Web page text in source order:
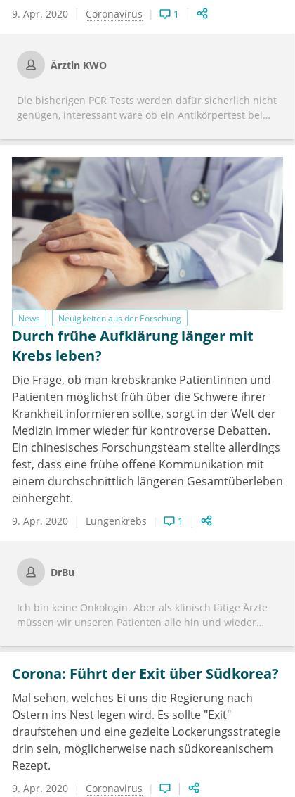
9. Apr. 2020 Coronavirus 1
Ärztin KWO
Die bisherigen PCR Tests werden dafür sicherlich nicht
genügen, interessant wäre ob ein Antikörpertest bei
wohl nicht standardmäßig bei Verdachtsfällen
entnehmen können.
News Neuigkeiten aus der Forschung
Durch frühe Aufklärung länger mit
Krebs leben?
Die Frage, ob man krebskranke Patientinnen und
Patienten möglichst früh über die Schwere ihrer
Krankheit informieren sollte, sorgt in der Welt der
Medizin immer wieder für kontroverse Debatten.
Ein chinesisches Forschungsteam stellte allerdings
fest, dass eine frühe offene Kommunikation mit
einem durchschnittlich längeren Gesamtüberleben
einhergeht.
9. Apr. 2020 Lungenkrebs 1
DrBu
Ich bin keine Onkologin. Aber als klinisch tätige Ärzte
müssen wir unseren Patienten alle hin und wieder
Gesundheitszustand übermitteln. Und hier bin ich ein
großer Verfechter der offenen Kommunikation und des
Konzepts „informierter Patient“. Je gravierender die
potentiellen Auswirkungen einer Erkrankung auf die
Lebensumstände, Lebensqualität und Überlebenszeit
des Patienten sind, desto wichtiger ist ein
unmissverständlicher Umgang mit ihnen. Und zwar
gerade bei jenen Patienten, die nicht unbedingt zu den
Sensitizern gehören und körperliche Umstände, die
ihnen nicht in den Kram passen, gerne wegwischen.
Corona: Führt der Exit über Südkorea?
Mal sehen, welches Ei uns die Regierung nach
Ostern ins Nest legen wird. Es sollte "Exit"
draufstehen und eine gezielte Lockerungsstrategie
drin sein, möglicherweise nach südkoreanischem
Rezept.
9. Apr. 2020 Coronavirus